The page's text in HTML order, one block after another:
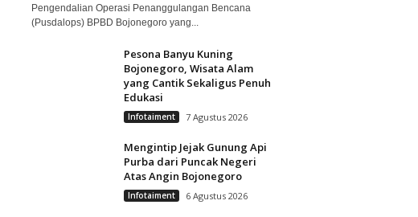
Pengendalian Operasi Penanggulangan Bencana
(Pusdalops) BPBD Bojonegoro yang...
Pesona Banyu Kuning
Bojonegoro, Wisata Alam
yang Cantik Sekaligus Penuh
Edukasi
Infotaiment 7 Agustus 2026
Mengintip Jejak Gunung Api
Purba dari Puncak Negeri
Atas Angin Bojonegoro
Infotaiment 6 Agustus 2026